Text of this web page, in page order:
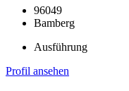
96049
Bamberg
Ausführung
Profil ansehen